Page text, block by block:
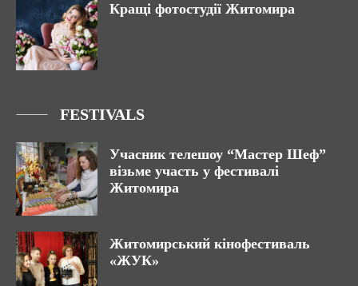
Кращі фотостудії Житомира
FESTIVALS
Учасник телешоу “Мастер Шеф”
візьме участь у фестивалі
Житомира
Житомирський кінофестиваль
«ЖУК»